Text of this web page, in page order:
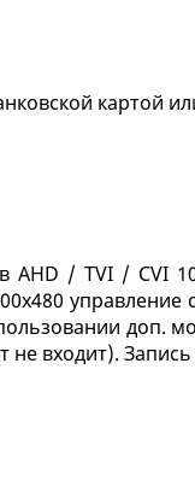
картой
/ TVI / CVI
доп.
входит).